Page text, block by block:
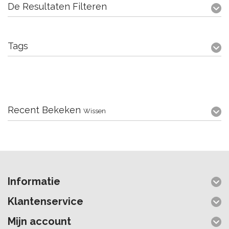
De Resultaten Filteren
Tags
Recent Bekeken Wissen
Informatie
Klantenservice
Mijn account